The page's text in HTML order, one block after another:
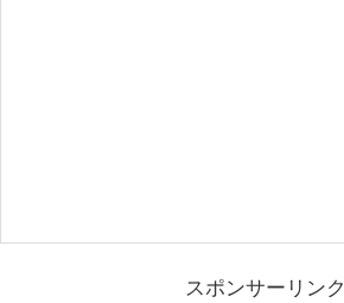
スポンサーリンク